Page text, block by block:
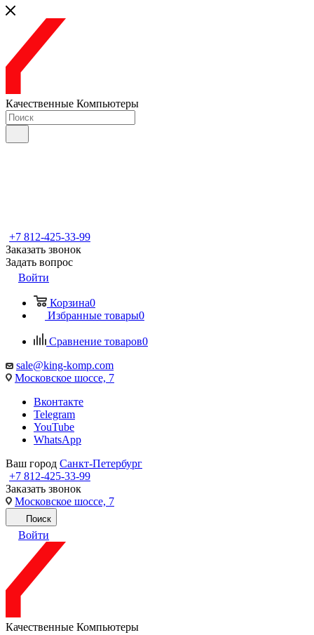
Качественные Компьютеры
+7 812-425-33-99
Заказать звонок
Задать вопрос
Войти
Корзина0
Избранные товары0
Сравнение товаров0
sale@king-komp.com
Московское шоссе, 7
Вконтакте
Telegram
YouTube
WhatsApp
Ваш город Санкт-Петербург
+7 812-425-33-99
Заказать звонок
Московское шоссе, 7
Поиск
Войти
Качественные Компьютеры